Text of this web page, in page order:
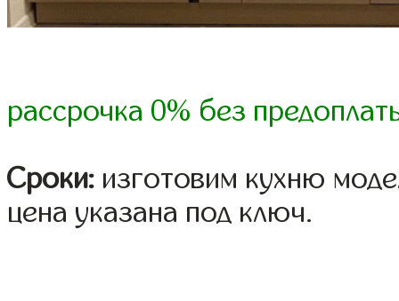
рассрочка 0% без
Сроки: изготовим кухню
цена указана под ключ.